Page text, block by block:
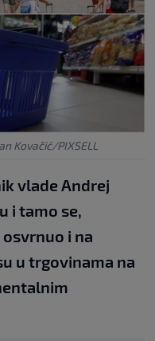
Kovačić/PIXSELL
vlade Andrej
i tamo se,
i na
u trgovinama na